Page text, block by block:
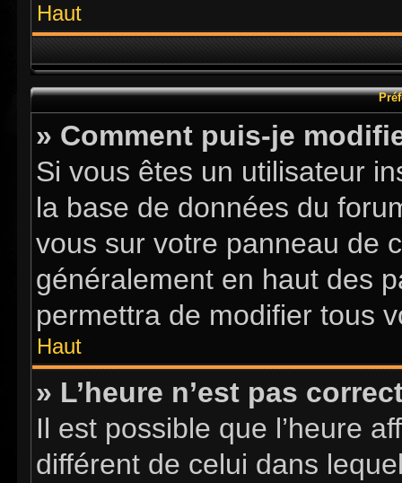
Haut
» Comment puis-je
Si vous êtes un utilisateur
la base de données du
vous sur votre panneau de
généralement en haut des
permettra de modifier tous
Haut
» L’heure n’est pas
Il est possible que l’heure
différent de celui dans